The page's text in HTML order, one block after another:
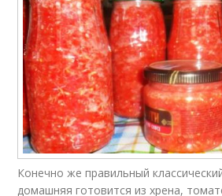
Конечно же правильный
домашняя готовится из хрена,